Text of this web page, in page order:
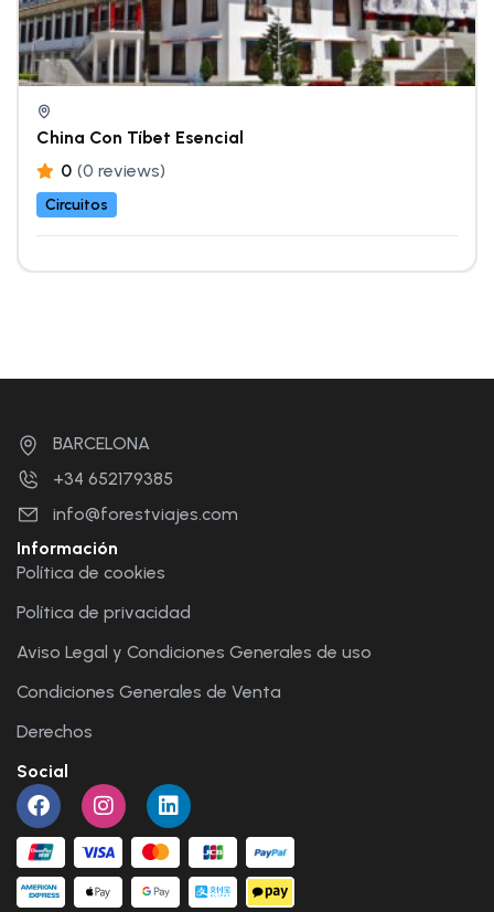
China Con Tíbet Esencial
0 (0 reviews)
Circuitos
BARCELONA
+34 652179385
info@forestviajes.com
Información
Política de cookies
Política de privacidad
Aviso Legal y Condiciones Generales de uso
Condiciones Generales de Venta
Derechos
Social